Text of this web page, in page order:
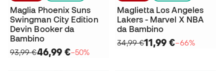
Maglia Phoenix Suns
Swingman City Edition
Devin Booker da
Bambino
93,99 €46,99 €−50%
Maglietta Los Angeles
Lakers - Marvel X NBA
da Bambino
34,99 €11,99 €−66%